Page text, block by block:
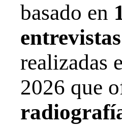
basado en
entrevistas
realizadas
2026 que